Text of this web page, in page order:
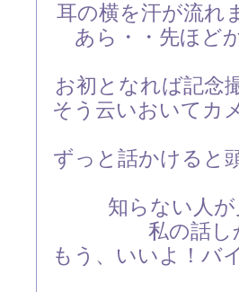
耳の横を汗が流れ
あら・・先ほど
お初となれば記念
そう云いおいてカ
ずっと話かけると
知らない人
私の話
もう、いいよ！バ